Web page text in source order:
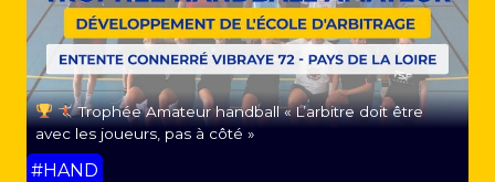
Trophée Amateur handball « L’arbitre doit être
avec les joueurs, pas à côté »
#HAND